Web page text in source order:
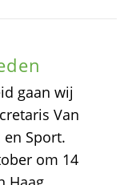
gaan wij
Van
en Sport.
om 14